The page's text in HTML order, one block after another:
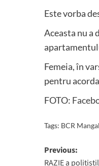
Este vorba
Aceasta nu a
Femeia, în
pentru
FOTO:
Tags: BCR
Post
Previous:
RAZIE a